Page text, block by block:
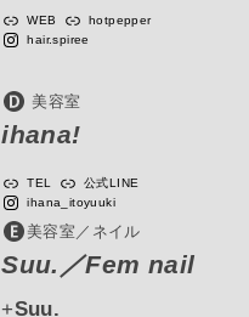
WEB
hotpepper
hair.spiree
美容室
ihana!
TEL
公式LINE
ihana_itoyuuki
美容室／ネイル
Suu.／Fem nail
+Suu.